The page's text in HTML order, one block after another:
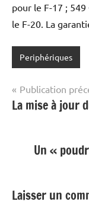
pour le F-17 ;
le F-20. La
Periphériques
Navigation
de
Publication
La mise à jour
Un «
Laisser un